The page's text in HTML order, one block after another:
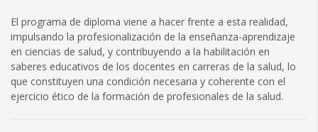
El programa de diploma viene a hacer frente a esta realidad,
impulsando la profesionalización de la enseñanza-aprendizaje
en ciencias de salud, y contribuyendo a la habilitación en
saberes educativos de los docentes en carreras de la salud, lo
que constituyen una condición necesaria y coherente con el
ejercicio ético de la formación de profesionales de la salud.